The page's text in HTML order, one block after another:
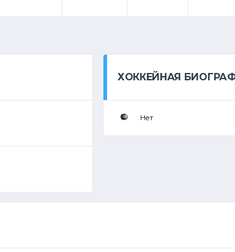
ХОККЕЙНАЯ
Нет